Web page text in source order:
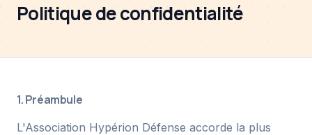
Politique de confidentialité
1. Préambule
L'Association Hypérion Défense accorde la plus